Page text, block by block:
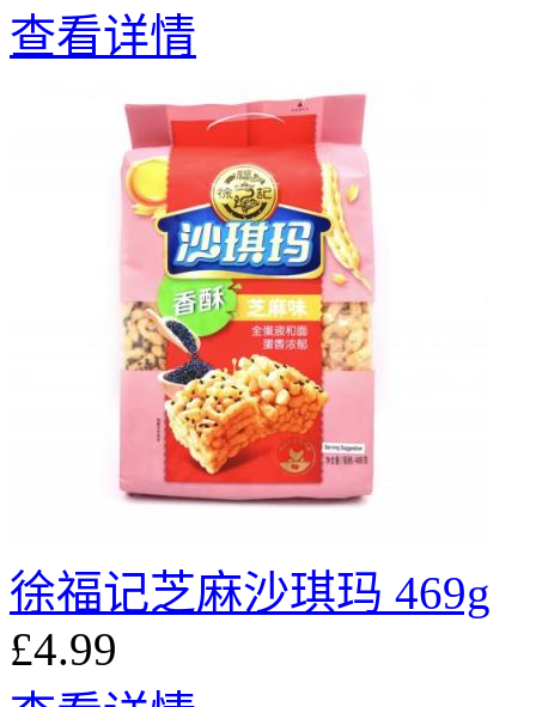
查看详情
徐福记芝麻沙琪玛 469g
£4.99